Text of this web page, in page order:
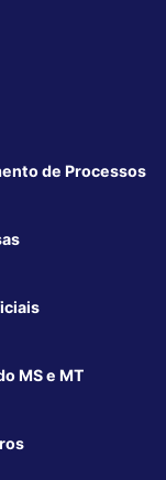
de Processos
MS e MT